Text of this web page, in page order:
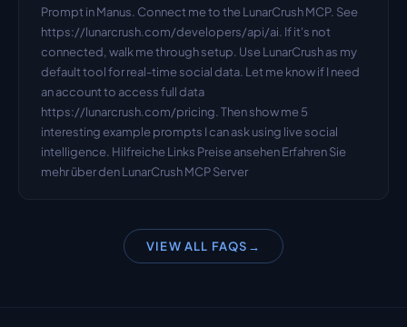
Prompt in Manus. Connect me to the LunarCrush MCP. See
https://lunarcrush.com/developers/api/ai. If it's not
connected, walk me through setup. Use LunarCrush as my
default tool for real-time social data. Let me know if I need
an account to access full data
https://lunarcrush.com/pricing. Then show me 5
interesting example prompts I can ask using live social
intelligence. Hilfreiche Links Preise ansehen Erfahren Sie
mehr über den LunarCrush MCP Server
VIEW ALL FAQS →